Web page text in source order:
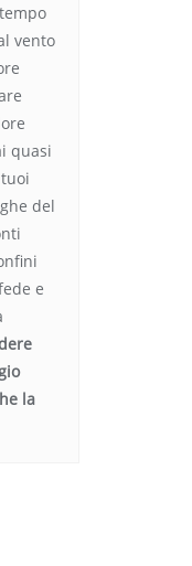
vento
quasi
del
e
la